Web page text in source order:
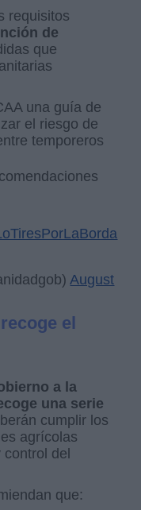
requisitos
de
que
una guía de
el riesgo de
temporeros
August
el
a la
una serie
cumplir los
agrícolas
control del
que: